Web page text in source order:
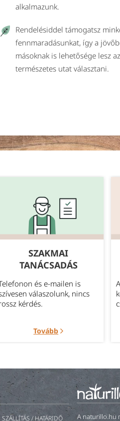
alkalmazunk.
Rendelésiddel támogatsz
fennmaradásunkat, így a
másoknak is lehetősége lesz
természetes utat választani.
SZAKMAI
TANÁCSADÁS
és e-mailen is
válaszolunk, nincs
kérdés.
Tovább
SZÁLLÍTÁS / HATÁRIDŐ
A naturillo.hu